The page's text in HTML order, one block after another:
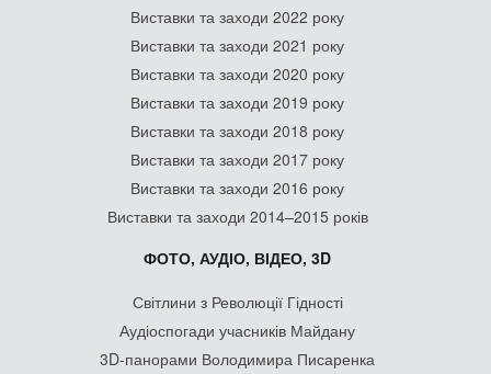
Виставки та заходи 2022 року
Виставки та заходи 2021 року
Виставки та заходи 2020 року
Виставки та заходи 2019 року
Виставки та заходи 2018 року
Виставки та заходи 2017 року
Виставки та заходи 2016 року
Виставки та заходи 2014–2015 років
ФОТО, АУДІО, ВІДЕО, 3D
Світлини з Революції Гідності
Аудіоспогади учасників Майдану
3D-панорами Володимира Писаренка